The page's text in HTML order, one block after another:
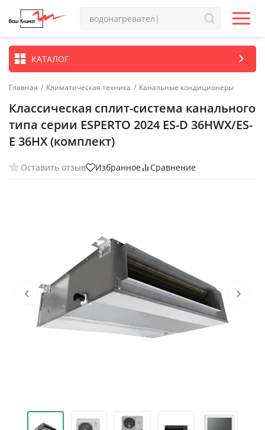
КАТАЛОГ
Главная / Климатическая техника / Канальные кондиционеры
Классическая сплит-система канального
типа серии ESPERTO 2024 ES-D 36HWX/ES-
E 36HX (комплект)
Оставить отзыв Избранное Сравнение
‹ ›